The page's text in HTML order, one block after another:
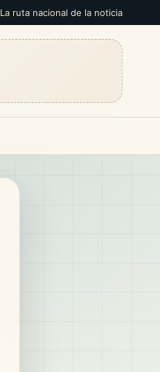
La ruta nacional de la noticia